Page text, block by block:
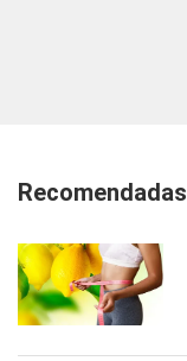
Recomendadas